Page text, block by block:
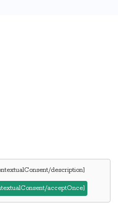
description]
acceptOnce]